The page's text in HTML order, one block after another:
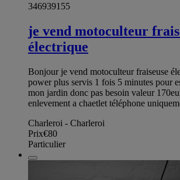
346939155
je vend motoculteur
électrique
Bonjour je vend motoculteur fraiseuse
power plus servis 1 fois 5 minutes pour
mon jardin donc pas besoin valeur
enlevement a chaetlet téléphone
Charleroi - Charleroi
Prix€80
Particulier